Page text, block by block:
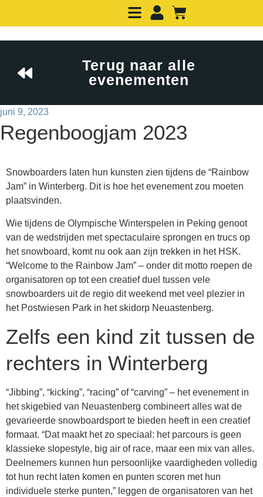
Terug naar alle
evenementen
juni 9, 2023
Regenboogjam 2023
Snowboarders laten hun kunsten zien tijdens de “Rainbow
Jam” in Winterberg. Dit is hoe het evenement zou moeten
plaatsvinden.
Wie tijdens de Olympische Winterspelen in Peking genoot
van de wedstrijden met spectaculaire sprongen en trucs op
het snowboard, komt nu ook aan zijn trekken in het HSK.
“Welcome to the Rainbow Jam” – onder dit motto roepen de
organisatoren op tot een creatief duel tussen vele
snowboarders uit de regio dit weekend met veel plezier in
het Postwiesen Park in het skidorp Neuastenberg.
Zelfs een kind zit tussen de
rechters in Winterberg
“Jibbing”, “kicking”, “racing” of “carving” – het evenement in
het skigebied van Neuastenberg combineert alles wat de
gevarieerde snowboardsport te bieden heeft in een creatief
formaat. “Dat maakt het zo speciaal: het parcours is geen
klassieke slopestyle, big air of race, maar een mix van alles.
Deelnemers kunnen hun persoonlijke vaardigheden volledig
tot hun recht laten komen en punten scoren met hun
individuele sterke punten,” leggen de organisatoren van het